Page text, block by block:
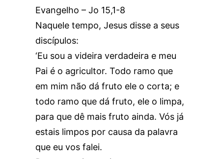
Evangelho – Jo 15,1-8
Naquele tempo, Jesus disse a seus
discípulos:
‘Eu sou a videira verdadeira e meu
Pai é o agricultor. Todo ramo que
em mim não dá fruto ele o corta; e
todo ramo que dá fruto, ele o limpa,
para que dê mais fruto ainda. Vós já
estais limpos por causa da palavra
que eu vos falei.